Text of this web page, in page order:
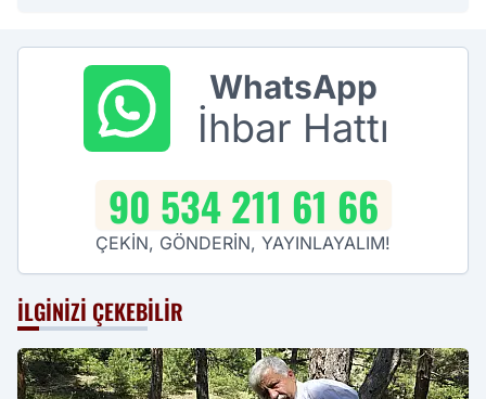
WhatsApp
İhbar Hattı
90 534 211 61 66
ÇEKİN, GÖNDERİN, YAYINLAYALIM!
İLGINIZI ÇEKEBILIR